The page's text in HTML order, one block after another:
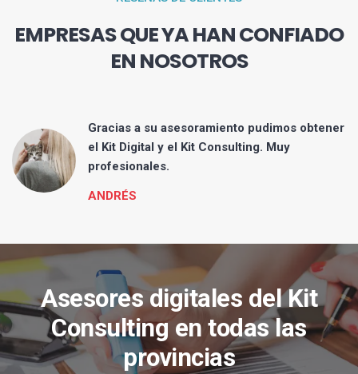
EMPRESAS QUE YA HAN CONFIADO
EN NOSOTROS
Gracias a su asesoramiento pudimos obtener
el Kit Digital y el Kit Consulting. Muy
profesionales.
ANDRÉS
Asesores digitales del Kit
Consulting en todas las
provincias